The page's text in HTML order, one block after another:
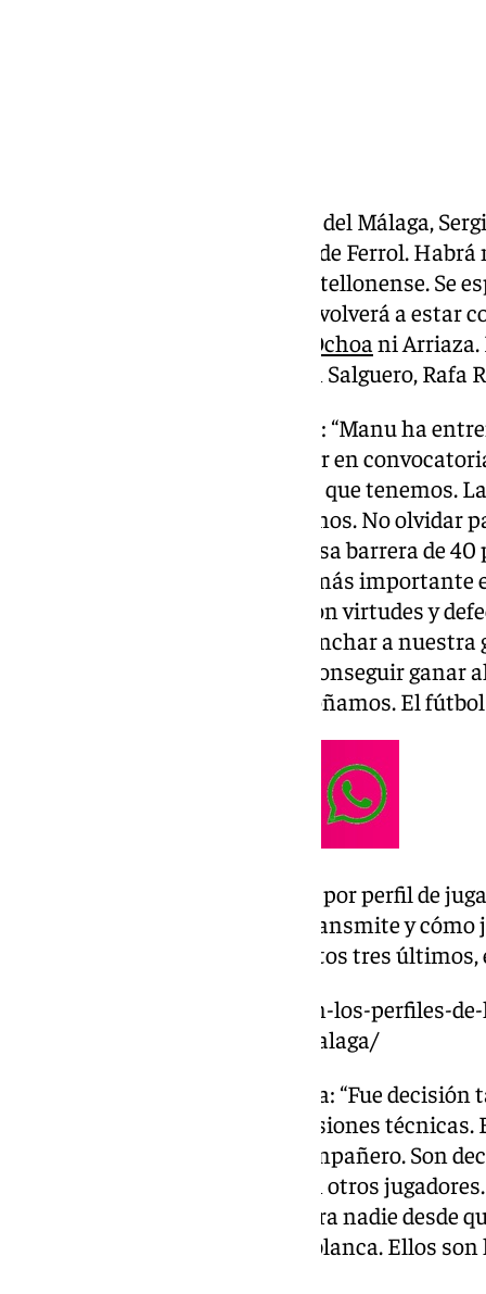
Este jueves habló el entrenador del Málaga,
previa al partido ante el Racing de Ferrol.
tal y como ha confirmado el castellonense. Se
mientras que Sangalli también volverá a estar
estarán Izan Merino, Cordero, Ochoani Arriaza.
jugadores de la lista que forman Salguero, Rafa
Disponibilidad de Manu Molina: “Manu ha
ha hecho gran parte. Podrá estar en
que asumir. Es un guerrero más que tenemos.
partido decidimos no lamentarnos. No olvidar
muchísimas ganas de romper esa barrera de
victoria desde hace tiempo. Lo más importante
mental y con determinación. Con virtudes y
Tenemos que transmitir y enganchar a
después de Albacete fue como conseguir ganar
gente. Nos llevan a cosas que soñamos. El fútbol
No convocatoria de Arriaza: “Es por perfil de
Málaga. Sobre todo por lo que transmite y
Alexis nos dan otro perfil. De estos tres
https://www.101tv.es/estos-son-los-perfiles-
subido-al-primer-equipo-del-malaga/
Descarte de Sangalli ante el Alba: “Fue
cubierto ese triángulo. Son decisiones
trabaja al máximo. Ayuda al compañero. Son
épocas han sido por actitud con otros
estar. Nunca he disparado contra nadie desde
la clave, pero nadie tiene carta blanca. Ellos